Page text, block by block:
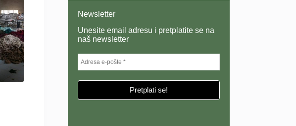
Newsletter
Unesite email adresu i pretplatite se na
naš newsletter